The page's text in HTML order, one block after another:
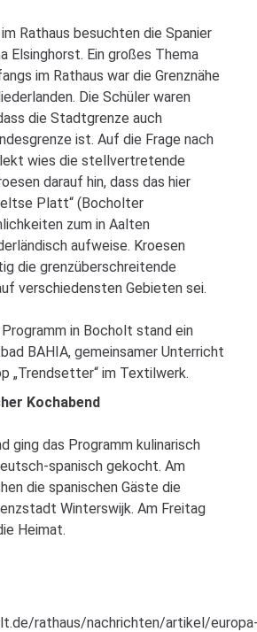
Rathaus besuchten die Spanier
Elsinghorst. Ein großes Thema
im Rathaus war die Grenznähe
Die Schüler waren
die Stadtgrenze auch
ist. Auf die Frage nach
wies die stellvertretende
darauf hin, dass das hier
Platt“ (Bocholter
zum in Aalten
aufweise. Kroesen
die grenzüberschreitende
verschiedensten Gebieten sei.
in Bocholt stand ein
BAHIA, gemeinsamer Unterricht
„Trendsetter“ im Textilwerk.
Kochabend
ging das Programm kulinarisch
spanisch gekocht. Am
die spanischen Gäste die
Winterswijk. Am Freitag
Heimat.
rathaus/nachrichten/artikel/